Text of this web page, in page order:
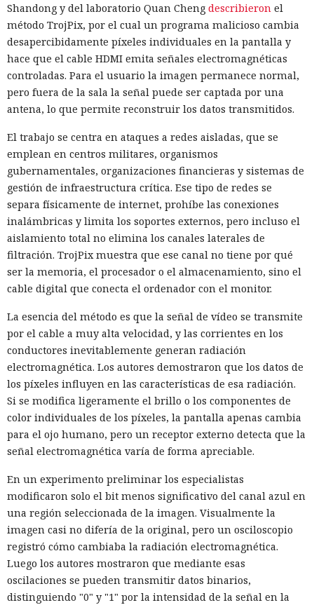
Shandong y del laboratorio Quan Cheng describieron el
método TrojPix, por el cual un programa malicioso cambia
desapercibidamente píxeles individuales en la pantalla y
hace que el cable HDMI emita señales electromagnéticas
controladas. Para el usuario la imagen permanece normal,
pero fuera de la sala la señal puede ser captada por una
antena, lo que permite reconstruir los datos transmitidos.
El trabajo se centra en ataques a redes aisladas, que se
emplean en centros militares, organismos
gubernamentales, organizaciones financieras y sistemas de
gestión de infraestructura crítica. Ese tipo de redes se
separa físicamente de internet, prohíbe las conexiones
inalámbricas y limita los soportes externos, pero incluso el
aislamiento total no elimina los canales laterales de
filtración. TrojPix muestra que ese canal no tiene por qué
ser la memoria, el procesador o el almacenamiento, sino el
cable digital que conecta el ordenador con el monitor.
La esencia del método es que la señal de vídeo se transmite
por el cable a muy alta velocidad, y las corrientes en los
conductores inevitablemente generan radiación
electromagnética. Los autores demostraron que los datos de
los píxeles influyen en las características de esa radiación.
Si se modifica ligeramente el brillo o los componentes de
color individuales de los píxeles, la pantalla apenas cambia
para el ojo humano, pero un receptor externo detecta que la
señal electromagnética varía de forma apreciable.
En un experimento preliminar los especialistas
modificaron solo el bit menos significativo del canal azul en
una región seleccionada de la imagen. Visualmente la
imagen casi no difería de la original, pero un osciloscopio
registró cómo cambiaba la radiación electromagnética.
Luego los autores mostraron que mediante esas
oscilaciones se pueden transmitir datos binarios,
distinguiendo "0" y "1" por la intensidad de la señal en la